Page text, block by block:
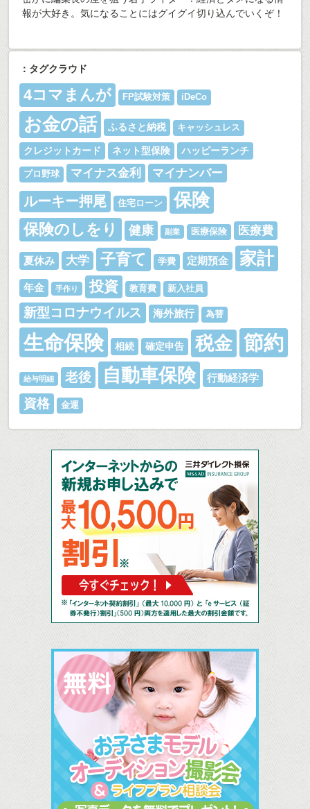
報が大好き。気になることにはグイグイ切り込んでいくぞ！
：タグクラウド
4コマまんが FP試験対策 iDeCo
お金の話 ふるさと納税 キャッシュレス
クレジットカード ネット型保険 ハッピーランチ
プロ野球 マイナス金利 マイナンバー
ルーキー押尾 住宅ローン 保険
保険のしをり 健康 副業 医療保険 医療費
夏休み 大学 子育て 学費 定期預金 家計
年金 手作り 投資 教育費 新入社員
新型コロナウイルス 海外旅行 為替
生命保険 相続 確定申告 税金 節約
給与明細 老後 自動車保険 行動経済学
資格 金運